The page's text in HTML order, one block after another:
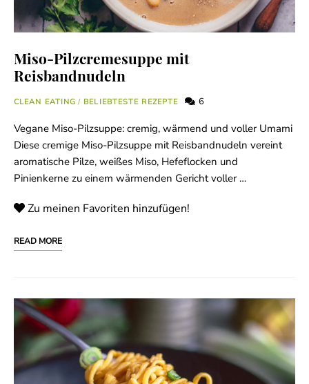
Miso-Pilzcremesuppe mit
Reisbandnudeln
CLEAN EATING / BELIEBTESTE REZEPTE 6
Vegane Miso-Pilzsuppe: cremig, wärmend und voller Umami
Diese cremige Miso-Pilzsuppe mit Reisbandnudeln vereint
aromatische Pilze, weißes Miso, Hefeflocken und
Pinienkerne zu einem wärmenden Gericht voller …
Zu meinen Favoriten hinzufügen!
READ MORE